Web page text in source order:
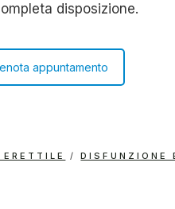
disposizione.
appuntamento
DISFUNZIONE